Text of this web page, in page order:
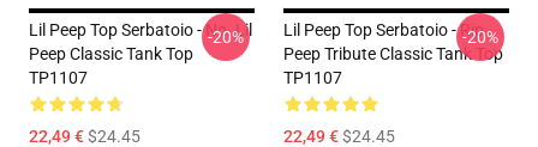
Lil Peep Top Serbatoio - No. Lil
Peep Classic Tank Top
TP1107
22,49 €$24.45
-20%
Lil Peep Top Serbatoio - Rip
Peep Tribute Classic Tank Top
TP1107
22,49 €$24.45
-20%